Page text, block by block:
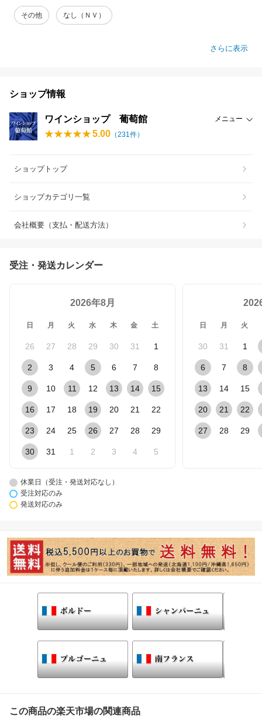
その他 なし（ＮＶ）
さらに表示
ショップ情報
ワインショップ 葡萄館 メニュー
5.00 （231件）
ショップトップ
ショップカテゴリ一覧
会社概要（支払・配送方法）
受注・発送カレンダー
2026年8月
日 月 火 水 木 金 土
26 27 28 29 30 31 1
2 3 4 5 6 7 8
9 10 11 12 13 14 15
16 17 18 19 20 21 22
23 24 25 26 27 28 29
30 31 1 2 3 4 5
日 月 火
30 31 1
6 7 8
13 14 15
20 21 22
27 28 29
休業日（受注・発送対応なし）
受注対応のみ
発送対応のみ
この商品の楽天市場の関連商品